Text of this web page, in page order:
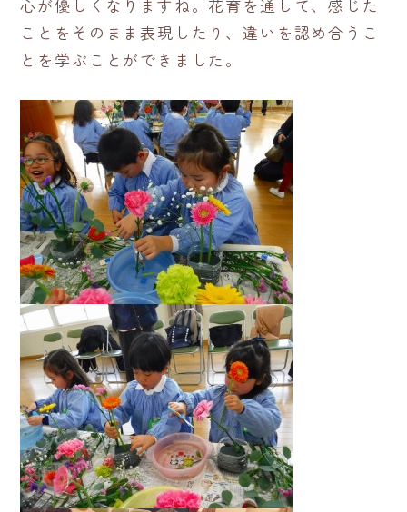
心が優しくなりますね。花育を通して、感じた
ことをそのまま表現したり、違いを認め合うこ
とを学ぶことができました。